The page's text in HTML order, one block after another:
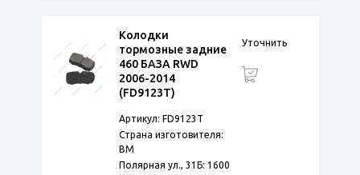
Колодки
тормозные задние
460 БАЗА RWD
2006-2014
(FD9123T)
Артикул: FD9123T
Страна изготовителя:
BM
Полярная ул., 31Б: 1600
Уточнить